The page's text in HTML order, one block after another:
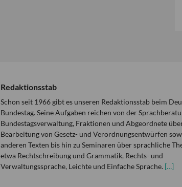
Redaktionsstab
Schon seit 1966 gibt es unseren Redaktionsstab beim
Bundestag. Seine Aufgaben reichen von der
Bundestagsverwaltung, Fraktionen und Abgeordnete
Bearbeitung von Gesetz- und Verordnungsentwürfen
anderen Texten bis hin zu Seminaren über sprachliche
etwa Rechtschreibung und Grammatik, Rechts- und
Verwaltungssprache, Leichte und Einfache Sprache. […]